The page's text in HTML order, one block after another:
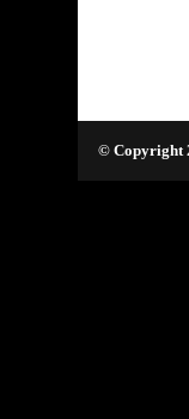
© Copyright